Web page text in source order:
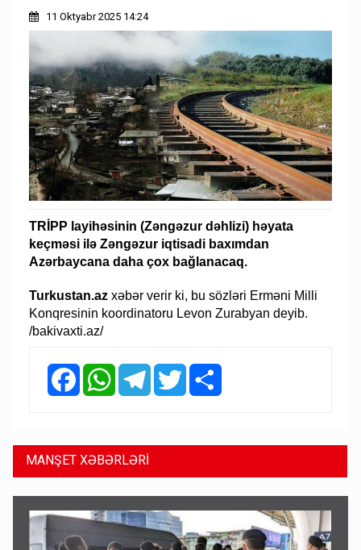
11 Oktyabr 2025 14:24
TRİPP layihəsinin (Zəngəzur dəhlizi) həyata
keçməsi ilə Zəngəzur iqtisadi baxımdan
Azərbaycana daha çox bağlanacaq.
Turkustan.az xəbər verir ki, bu sözləri Erməni Milli
Konqresinin koordinatoru Levon Zurabyan deyib.
/bakivaxti.az/
FacebookWhatsAppTelegramTwitter
MANŞET XƏBƏRLƏRİ